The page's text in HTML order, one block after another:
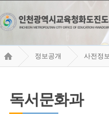
정보공개 사전정
독서문화과